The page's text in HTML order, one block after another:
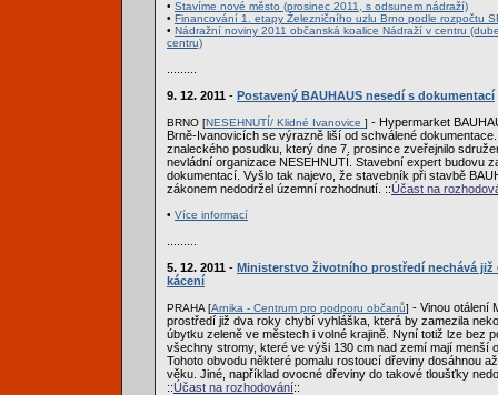
• Stavíme nové město (prosinec 2011, s odsunem nádraží)
• Financování 1. etapy Železničního uzlu Brno podle rozpočtu
• Nádražní noviny 2011 občanská koalice Nádraží v centru
centru)
9. 12. 2011 - Postavený BAUHAUS nesedí s dokumentací
BRNO [NESEHNUTÍ/ Klidné Ivanovice ] - Hypermarket
Brně-Ivanovicích se výrazně liší od schválené
znaleckého posudku, který dne 7. prosince zveřejnilo
nevládní organizace NESEHNUTÍ. Stavební expert budovu
dokumentací. Vyšlo tak najevo, že stavebník při stavbě
zákonem nedodržel územní rozhodnutí. ::Účast na
• Více informací
5. 12. 2011 - Ministerstvo životního prostředí nechává již
kácení
PRAHA [Arnika - Centrum pro podporu občanů] - Vinou otálení
prostředí již dva roky chybí vyhláška, která by zamezila
úbytku zeleně ve městech i volné krajině. Nyní totiž lze bez
všechny stromy, které ve výši 130 cm nad zemí mají menší
Tohoto obvodu některé pomalu rostoucí dřeviny dosáhnou
věku. Jiné, například ovocné dřeviny do takové tloušťky
::Účast na rozhodování::